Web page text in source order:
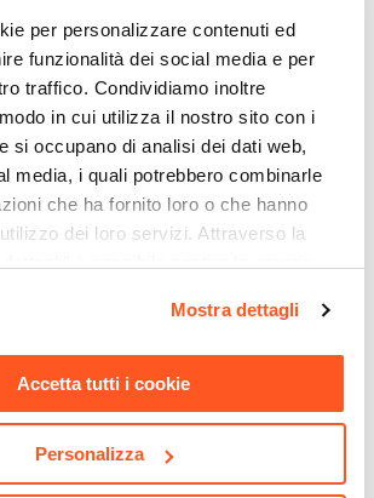
per personalizzare contenuti ed
funzionalità dei social media e per
traffico. Condividiamo inoltre
in cui utilizza il nostro sito con i
si occupano di analisi dei dati web,
media, i quali potrebbero combinarle
che ha fornito loro o che hanno
dei loro servizi. Attraverso la
informazioni si invita a leggere la
Mostra dettagli
Accetta tutti i cookie
Personalizza
palo laterale 4x3 m e telo
€ 324,00